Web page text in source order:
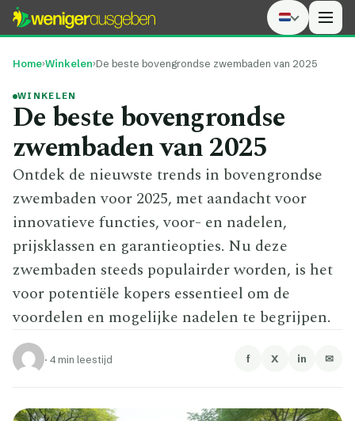
Home›Winkelen›De beste bovengrondse zwembaden van 2025
WINKELEN
De beste bovengrondse
zwembaden van 2025
Ontdek de nieuwste trends in bovengrondse
zwembaden voor 2025, met aandacht voor
innovatieve functies, voor- en nadelen,
prijsklassen en garantieopties. Nu deze
zwembaden steeds populairder worden, is het
voor potentiële kopers essentieel om de
voordelen en mogelijke nadelen te begrijpen.
· 4 min leestijd f X in ✉